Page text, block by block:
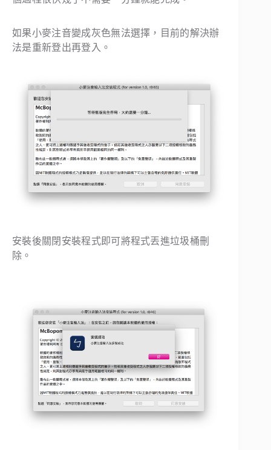
如果小麥注音變成灰色無法選擇，目前的解決辦
法是重新登出再登入。
安裝後關閉安裝程式即可將程式丟進垃圾桶刪
除。